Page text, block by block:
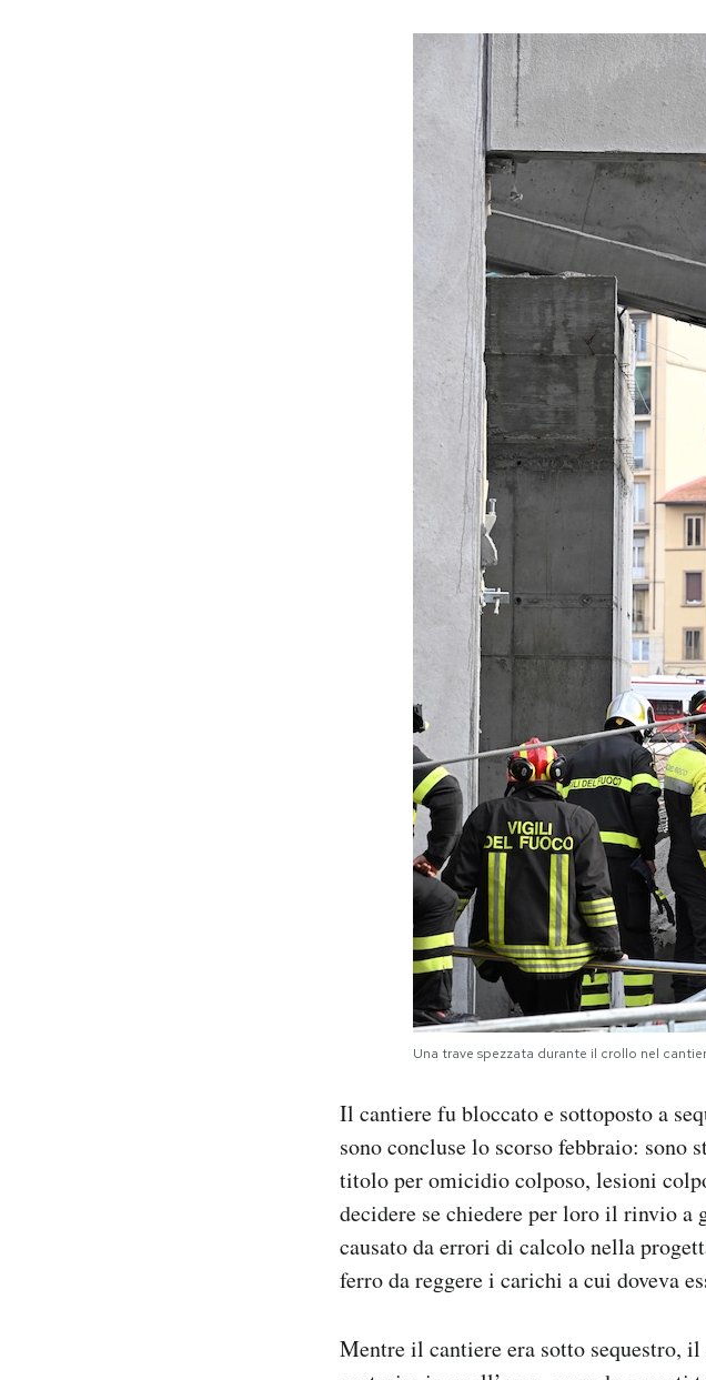
Una trave spezzata durante il crollo nel
Il cantiere fu bloccato e sottoposto a
sono concluse lo scorso febbraio: sono
titolo per omicidio colposo, lesioni
decidere se chiedere per loro il rinvio
causato da errori di calcolo nella
ferro da reggere i carichi a cui doveva
Mentre il cantiere era sotto sequestro,